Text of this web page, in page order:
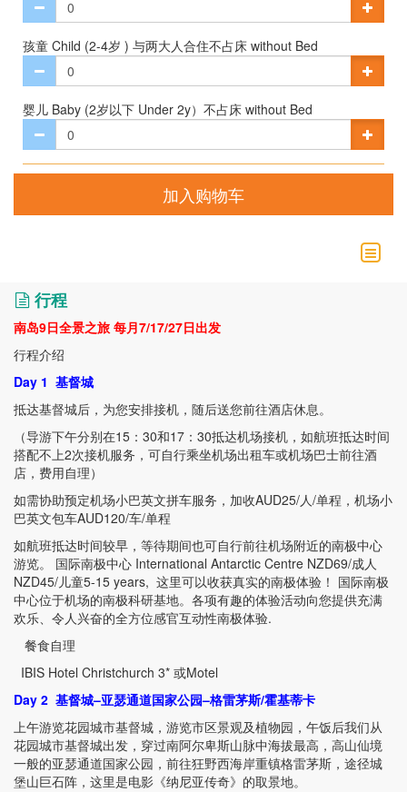
孩童 Child (2-4岁 ) 与两大人合住不占床 without Bed
婴儿 Baby (2岁以下 Under 2y）不占床 without Bed
加入购物车
行程
南岛9日全景之旅 每月7/17/27日出发
行程介绍
Day 1 基督城
抵达基督城后，为您安排接机，随后送您前往酒店休息。
（导游下午分别在15 ： 30和17 ： 30抵达机场接机，如航班抵达时间
搭配不上2次接机服务，可自行乘坐机场出租车或机场巴士前往酒
店，费用自理）
如需协助预定机场小巴英文拼车服务，加收AUD25/人/单程，机场小
巴英文包车AUD120/车/单程
如航班抵达时间较早，等待期间也可自行前往机场附近的南极中心
游览。
国际南极中心 International Antarctic Centre NZD69/成人
NZD45/儿童5-15 years, 这里可以收获真实的南极体验！ 国际南极
中心位于机场的南极科研基地。各项有趣的体验活动向您提供充满
欢乐、令人兴奋的全方位感官互动性南极体验.
餐食自理
IBIS Hotel Christchurch 3* 或Motel
Day 2 基督城–亚瑟通道国家公园–格雷茅斯/霍基蒂卡
上午游览花园城市基督城，游览市区景观及植物园，午饭后我们从
花园城市基督城出发，穿过南阿尔卑斯山脉中海拔最高，高山仙境
一般的亚瑟通道国家公园，前往狂野西海岸重镇格雷茅斯，途径城
堡山巨石阵，这里是电影《纳尼亚传奇》的取景地。